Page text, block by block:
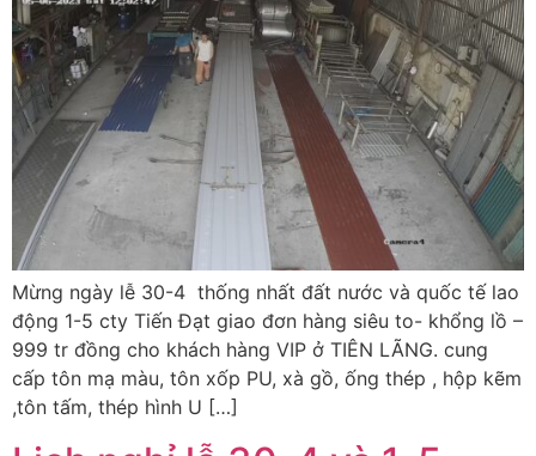
Mừng ngày lễ 30-4 thống nhất đất nước và quốc tế lao
động 1-5 cty Tiến Đạt giao đơn hàng siêu to- khổng lồ –
999 tr đồng cho khách hàng VIP ở TIÊN LÃNG. cung
cấp tôn mạ màu, tôn xốp PU, xà gồ, ống thép , hộp kẽm
,tôn tấm, thép hình U […]